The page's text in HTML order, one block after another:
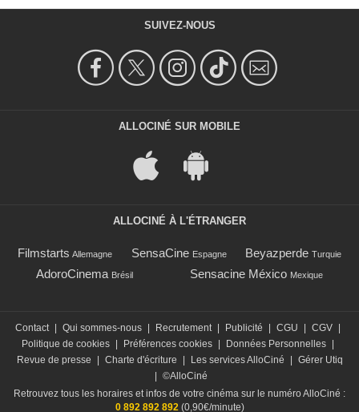
SUIVEZ-NOUS
ALLOCINÉ SUR MOBILE
ALLOCINÉ À L'ÉTRANGER
Filmstarts Allemagne SensaCine Espagne Beyazperde Turquie
AdoroCinema Brésil Sensacine México Mexique
Contact | Qui sommes-nous | Recrutement | Publicité | CGU | CGV |
Politique de cookies | Préférences cookies | Données Personnelles |
Revue de presse
| Charte d'écriture | Les services AlloCiné | Gérer Utiq
| ©AlloCiné
Retrouvez tous les horaires et infos de votre cinéma sur le numéro AlloCiné :
0 892 892 892 (0,90€/minute)